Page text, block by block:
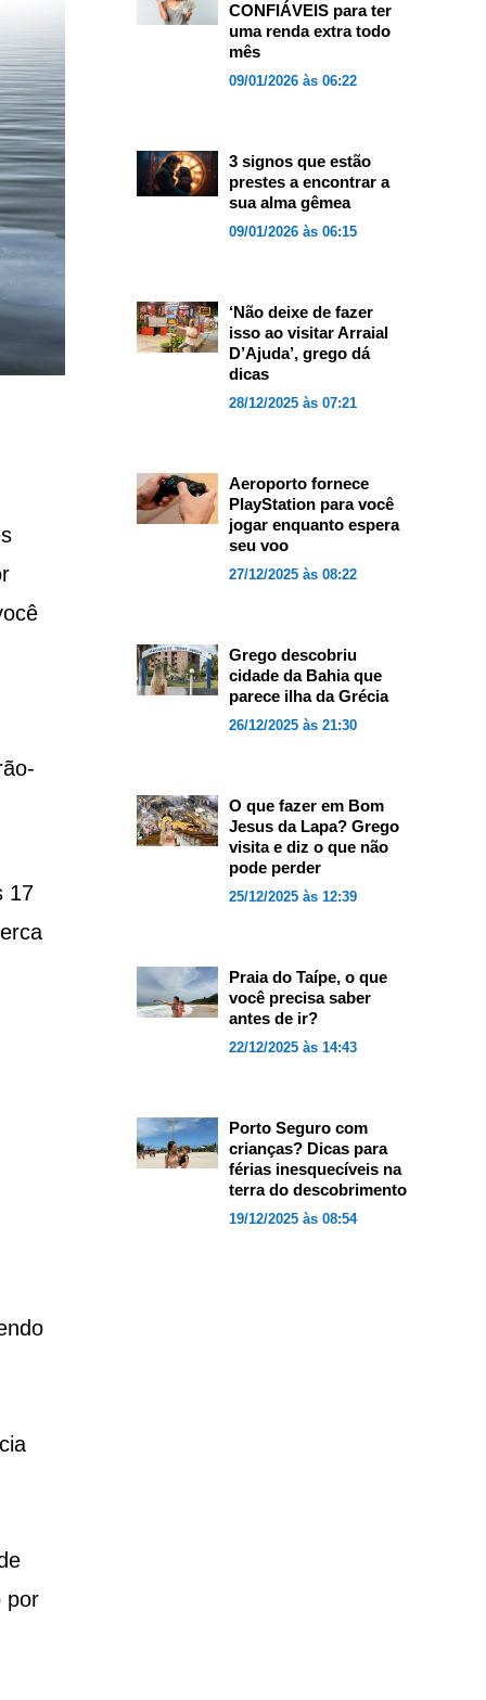
17
por
CONFIÁVEIS para ter
uma renda extra todo
mês
09/01/2026 às 06:22
3 signos que estão
prestes a encontrar a
sua alma gêmea
09/01/2026 às 06:15
‘Não deixe de fazer
isso ao visitar Arraial
D’Ajuda’, grego dá
dicas
28/12/2025 às 07:21
Aeroporto fornece
PlayStation para você
jogar enquanto espera
seu voo
27/12/2025 às 08:22
Grego descobriu
cidade da Bahia que
parece ilha da Grécia
26/12/2025 às 21:30
O que fazer em Bom
Jesus da Lapa? Grego
visita e diz o que não
pode perder
25/12/2025 às 12:39
Praia do Taípe, o que
você precisa saber
antes de ir?
22/12/2025 às 14:43
Porto Seguro com
crianças? Dicas para
férias inesquecíveis na
terra do descobrimento
19/12/2025 às 08:54